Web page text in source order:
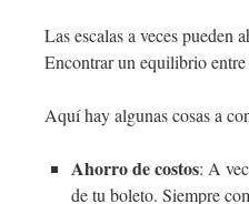
Las escalas a veces pueden
Encontrar un equilibrio entre
Aquí hay algunas cosas a
Ahorro de costos: A
de tu boleto. Siempre